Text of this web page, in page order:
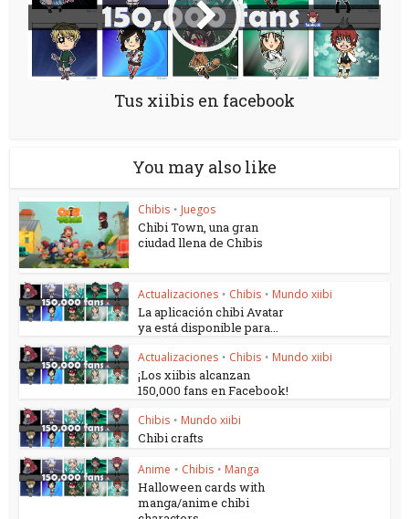
Tus xiibis en facebook
You may also like
Chibis • Juegos
Chibi Town, una gran
ciudad llena de Chibis
Actualizaciones • Chibis • Mundo xiibi
La aplicación chibi Avatar
ya está disponible para...
Actualizaciones • Chibis • Mundo xiibi
¡Los xiibis alcanzan
150,000 fans en Facebook!
Chibis • Mundo xiibi
Chibi crafts
Anime • Chibis • Manga
Halloween cards with
manga/anime chibi